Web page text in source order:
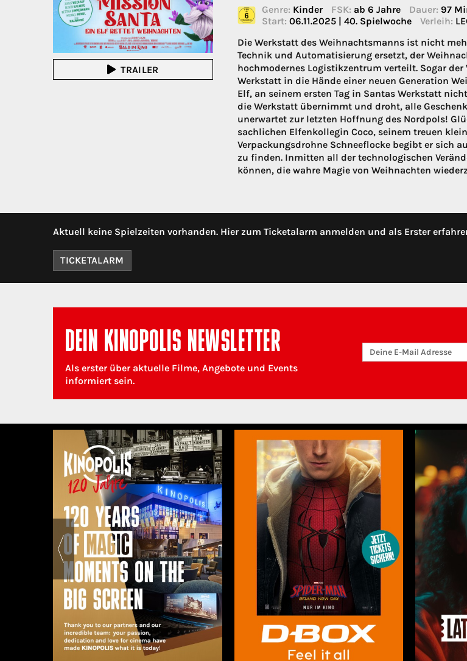
TRAILER
Genre: Kinder FSK: ab 6 Jahre Dauer: 97
Start: 06.11.2025 | 40. Spielwoche Verleih:
Die Werkstatt des Weihnachtsmanns ist nicht
Technik und Automatisierung ersetzt, der
hochmodernes Logistikzentrum verteilt. Sogar
Werkstatt in die Hände einer neuen Generation
Elf, an seinem ersten Tag in Santas Werkstatt
die Werkstatt übernimmt und droht, alle
unerwartet zur letzten Hoffnung des Nordpols!
sachlichen Elfenkollegin Coco, seinem treuen
Verpackungsdrohne Schneeflocke begibt er sich
zu finden. Inmitten all der technologischen
können, die wahre Magie von Weihnachten
Aktuell keine Spielzeiten vorhanden. Hier zum Ticketalarm anmelden und als Erster
TICKETALARM
DEIN KINOPOLIS NEWSLETTER
Als erster über aktuelle Filme, Angebote und Events
informiert sein.